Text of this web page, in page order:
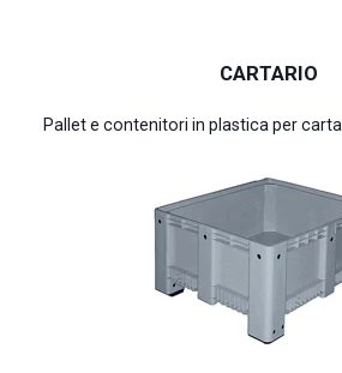
CARTARIO
Pallet e contenitori in plastica per